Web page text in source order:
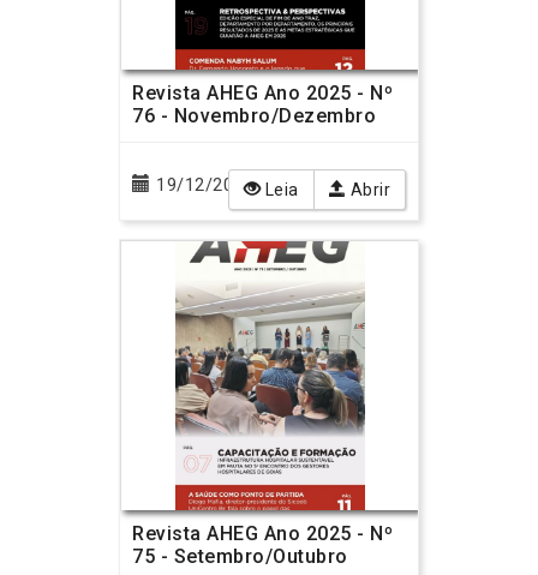
Revista AHEG Ano 2025 - Nº
76 - Novembro/Dezembro
19/12/2025 Leia Abrir
Revista AHEG Ano 2025 - Nº
75 - Setembro/Outubro